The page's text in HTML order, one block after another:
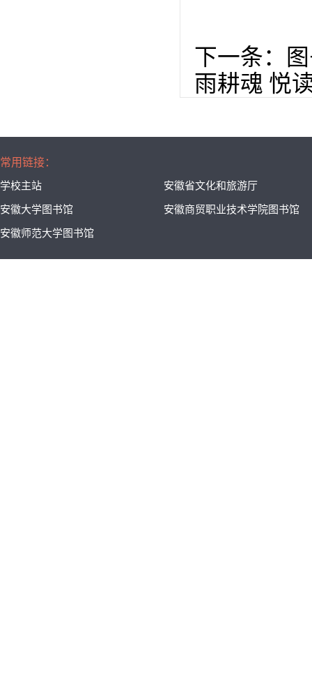
下一条：
雨耕魂 悦
常用链接：
学校主站 安徽省文化和旅游厅
安徽大学图书馆 安徽商贸职业技术学院图书馆
安徽师范大学图书馆